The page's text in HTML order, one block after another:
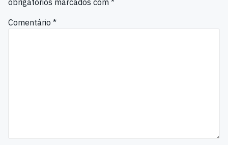
obrigatórios marcados com *
Comentário *